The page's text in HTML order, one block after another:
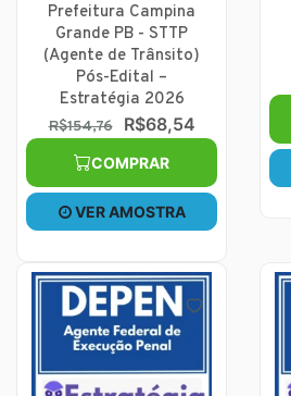
Prefeitura Campina
Grande PB - STTP
(Agente de Trânsito)
Pós-Edital –
Estratégia 2026
R$154,76 R$68,54
COMPRAR
VER AMOSTRA